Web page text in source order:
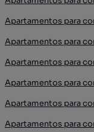
Apartamentos para
Apartamentos para
Apartamentos para
Apartamentos para
Apartamentos para
Apartamentos para